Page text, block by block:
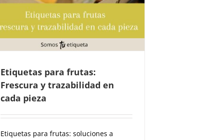
Etiquetas para frutas:
Frescura y trazabilidad en
cada pieza
Etiquetas para frutas: soluciones a